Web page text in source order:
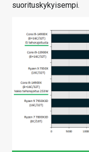
suorituskykyisempi.